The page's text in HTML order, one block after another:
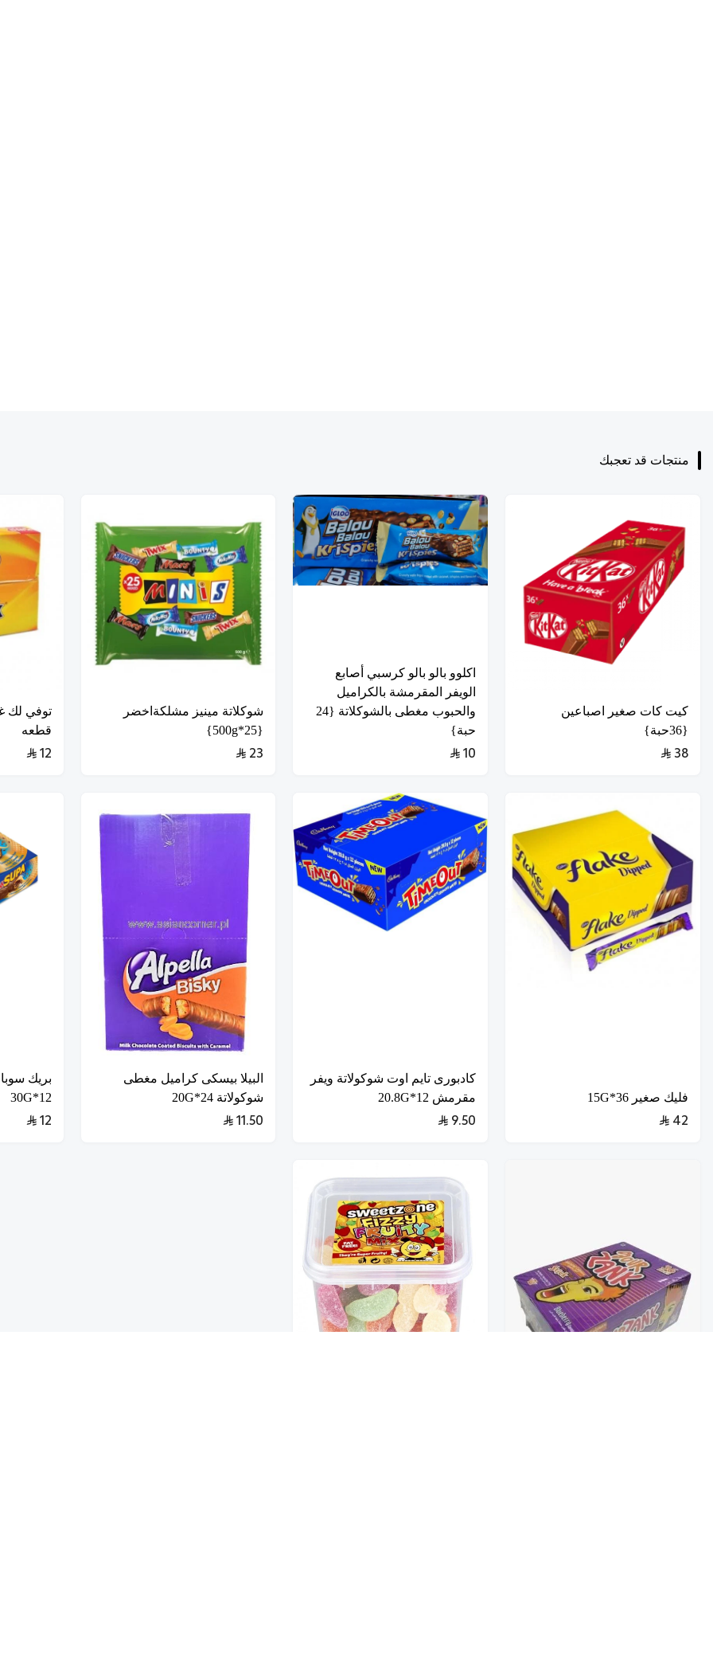
منتجات قد تعجبك
كيت كات صغير اصباعين
{36حبة}
38
اكلوو بالو بالو كرسبي أصابع
الويفر المقرمشة بالكراميل
والحبوب مغطى بالشوكلاتة {24
حبة}
10
شوكلاتة مينيز مشلكةاخضر
{25*500g}
23
قطعه
12
فليك صغير 36*15G
42
كادبورى تايم اوت شوكولاتة ويفر
مقرمش 12*20.8G
9.50
البيلا بيسكى كراميل مغطى
شوكولاتة 24*20G
11.50
بريك
12*30G
12